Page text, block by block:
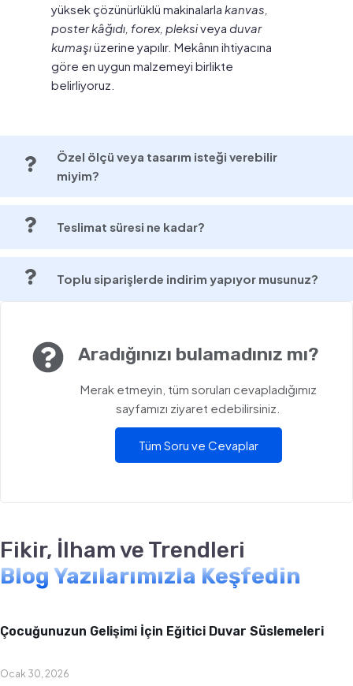
yüksek çözünürlüklü makinalarla kanvas,
poster kâğıdı, forex, pleksiveya duvar
kumaşıüzerine yapılır. Mekânın ihtiyacına
göre en uygun malzemeyi birlikte
belirliyoruz.
Özel ölçü veya tasarım isteği verebilir
miyim?
Teslimat süresi ne kadar?
Toplu siparişlerde indirim yapıyor musunuz?
Aradığınızı bulamadınız mı?
Merak etmeyin, tüm soruları cevapladığımız
sayfamızı ziyaret edebilirsiniz.
Tüm Soru ve Cevaplar
Fikir, İlham ve Trendleri
Blog Yazılarımızla Keşfedin
Çocuğunuzun Gelişimi İçin Eğitici Duvar Süslemeleri
Ocak 30, 2026